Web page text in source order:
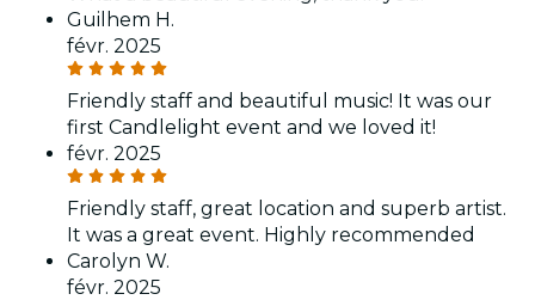
Guilhem H.
févr. 2025
Friendly staff and beautiful music! It was our
first Candlelight event and we loved it!
févr. 2025
Friendly staff, great location and superb artist.
It was a great event. Highly recommended
Carolyn W.
févr. 2025